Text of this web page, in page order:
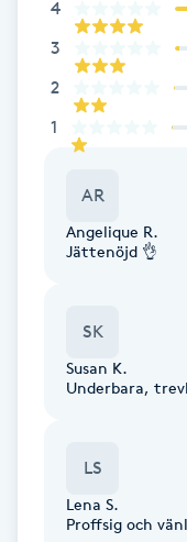
LED-ljusterapi
Liktornar
LPG-behandling
Luggklippning
4
3
2
1
AR
Angelique R.
Jättenöjd 👌
SK
Susan K.
Underbara,
LS
Lena S.
Proffsig och